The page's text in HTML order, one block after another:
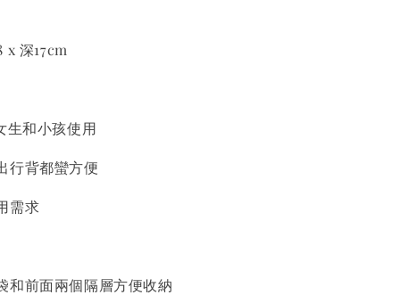
x 深17cm
生和小孩使用
行背都蠻方便
需求
和前面兩個隔層方便收納